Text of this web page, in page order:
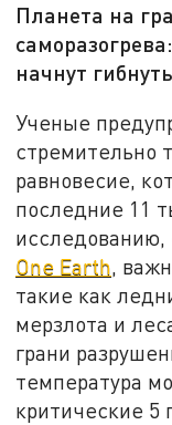
Планета на
начнут
Ученые
стремительно
равновесие,
последние 11
исследованию,
One Earth,
такие как
мерзлота и
грани
температура
критические 5